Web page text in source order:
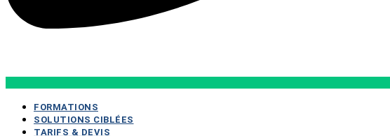
FORMATIONS
SOLUTIONS CIBLÉES
TARIFS & DEVIS